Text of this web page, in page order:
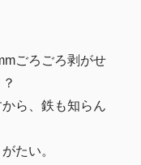
ごろごろ剥がせ
ら、鉄も知らん
たい。